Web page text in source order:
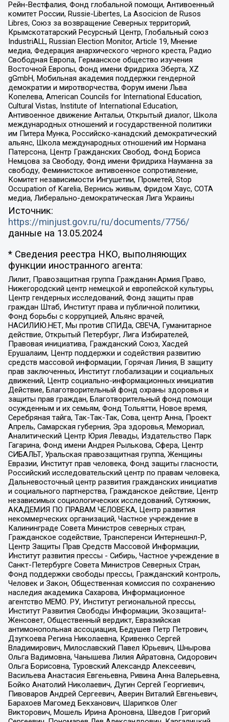
Рейн-Вестфалия, Фонд глобальной помощи, Антивоенный
комитет России, Russie-Libertes, La Asocicion de Rusos
Libres, Союз за возвращение Северных территорий,
Крымскотатарский Ресурсный Центр, Глобальный союз
IndustriALL, Russian Election Monitor, Article 19, Мнение
медиа, Федерация анархического черного креста, Радио
Свободная Европа, Германское общество изучения
Восточной Европы, Фонд имени Фридриха Эберта, XZ
gGmbH, Мобильная академия поддержки гендерной
демократии и миротворчества, Форум имени Льва
Копелева, American Councils for International Education,
Cultural Vistas, Institute of International Education,
Антивоенное движение Антальи, Открытый диалог, Школа
международных отношений и государственной политики
им Питера Мунка, Российско-канадский демократический
альянс, Школа международных отношений им Нормана
Патерсона, Центр Гражданских Свобод, Фонд Бориса
Немцова за Свободу, Фонд имени Фридриха Науманна за
свободу, Феминистское антивоенное сопротивление,
Комитет независимости Ингушетии, Прометей, Stop
Occupation of Karelia, Вернись живым, Фридом Хаус, СОТА
медиа, Либерально-демократическая Лига Украины
Источник:
https://minjust.gov.ru/ru/documents/7756/
данные на 13.05.2024
* Сведения реестра НКО, выполняющих
функции иностранного агента:
Лилит, Правозащитная группа Гражданин.Армия.Право,
Нижегородский центр немецкой и европейской культуры,
Центр гендерных исследований, Фонд защиты прав
граждан Штаб, Институт права и публичной политики,
Фонд борьбы с коррупцией, Альянс врачей,
НАСИЛИЮ.НЕТ, Мы против СПИДа, СВЕЧА, Гуманитарное
действие, Открытый Петербург, Лига Избирателей,
Правовая инициатива, Гражданский Союз, Хасдей
Ерушалаим, Центр поддержки и содействия развитию
средств массовой информации, Горячая Линия, В защиту
прав заключенных, Институт глобализации и социальных
движений, Центр социально-информационных инициатив
Действие, Благотворительный фонд охраны здоровья и
защиты прав граждан, Благотворительный фонд помощи
осужденным и их семьям, Фонд Тольятти, Новое время,
Серебряная тайга, Так-Так-Так, Сова, центр Анна, Проект
Апрель, Самарская губерния, Эра здоровья, Мемориал,
Аналитический Центр Юрия Левады, Издательство Парк
Гагарина, Фонд имени Андрея Рылькова, Сфера, Центр
СИБАЛЬТ, Уральская правозащитная группа, Женщины
Евразии, Институт прав человека, Фонд защиты гласности,
Российский исследовательский центр по правам человека,
Дальневосточный центр развития гражданских инициатив
и социального партнерства, Гражданское действие, Центр
независимых социологических исследований, Сутяжник,
АКАДЕМИЯ ПО ПРАВАМ ЧЕЛОВЕКА, Центр развития
некоммерческих организаций, Частное учреждение в
Калининграде Совета Министров северных стран,
Гражданское содействие, Трансперенси Интернешнл-Р,
Центр Защиты Прав Средств Массовой Информации,
Институт развития прессы - Сибирь, Частное учреждение в
Санкт-Петербурге Совета Министров Северных Стран,
Фонд поддержки свободы прессы, Гражданский контроль,
Человек и Закон, Общественная комиссия по сохранению
наследия академика Сахарова, Информационное
агентство МЕМО. РУ, Институт региональной прессы,
Институт Развития Свободы Информации, Экозащита!-
Женсовет, Общественный вердикт, Евразийская
антимонопольная ассоциация, Бедушев Петр Петрович,
Дзугкоева Регина Николаевна, Кривенко Сергей
Владимирович, Милославский Павел Юрьевич, Шнырова
Ольга Вадимовна, Чанышева Лилия Айратовна, Сидорович
Ольга Борисовна, Туровский Александр Алексеевич,
Васильева Анастасия Евгеньевна, Ривина Анна Валерьевна,
Бойко Анатолий Николаевич, Дугин Сергей Георгиевич,
Пивоваров Андрей Сергеевич, Аверин Виталий Евгеньевич,
Барахоев Магомед Бекханович, Шарипков Олег
Викторович, Мошель Ирина Ароновна, Шведов Григорий